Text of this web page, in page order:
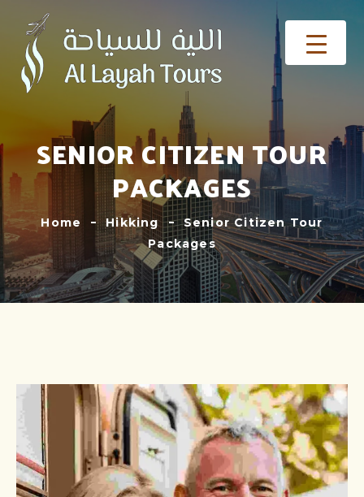
SENIOR CITIZEN TOUR
PACKAGES
Home Hikking
Senior Citizen Tour
Packages